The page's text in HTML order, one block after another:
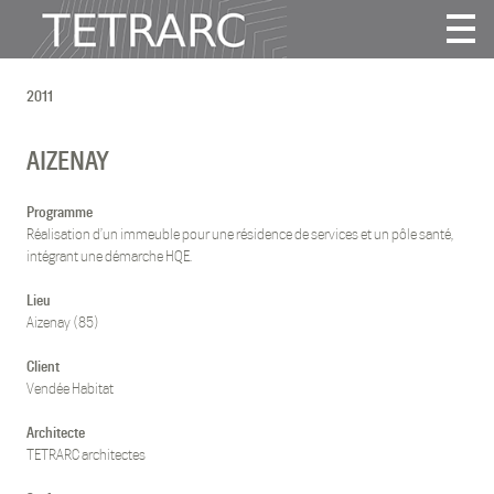
Actualité
Agence
Publications
Contact
Tous
Culture
Enseignement
Santé
2011
AIZENAY
Programme
Réalisation d’un immeuble pour une résidence de services et un pôle santé,
intégrant une démarche HQE.
Lieu
Aizenay (85)
Client
Vendée Habitat
Architecte
TETRARC architectes